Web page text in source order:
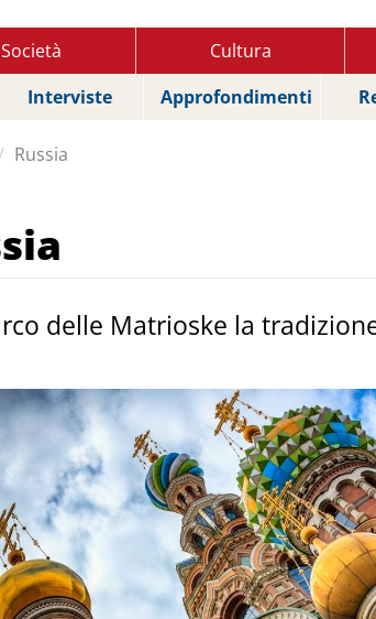
Società Cultura
Interviste
Approfondimenti
Russia
delle Matrioske la